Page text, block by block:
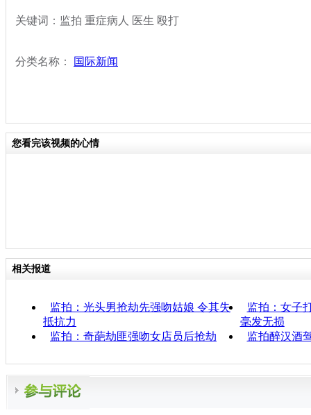
关键词：监拍 重症病人 医生 殴打
分类名称： 国际新闻
您看完该视频的心情
相关报道
监拍：光头男抢劫先强吻姑娘 令其失
抵抗力
监拍：女子
毫发无损
监拍：奇葩劫匪强吻女店员后抢劫
监拍醉汉酒